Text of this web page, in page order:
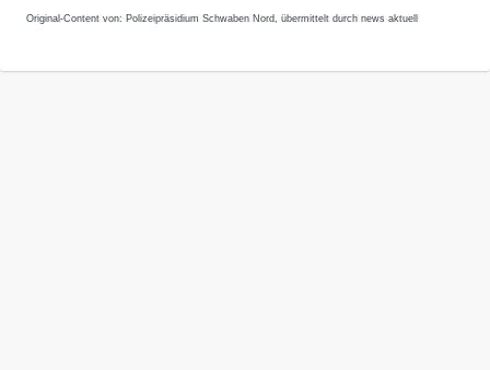
Original-Content von: Polizeipräsidium Schwaben Nord, übermittelt durch news aktuell